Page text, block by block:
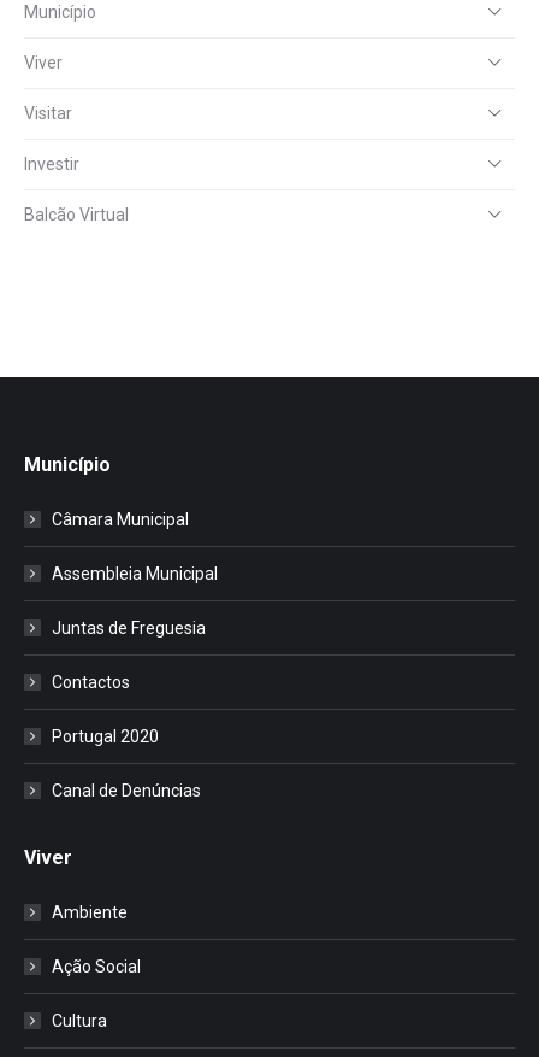
Município
Viver
Visitar
Investir
Balcão Virtual
Município
Câmara Municipal
Assembleia Municipal
Juntas de Freguesia
Contactos
Portugal 2020
Canal de Denúncias
Viver
Ambiente
Ação Social
Cultura